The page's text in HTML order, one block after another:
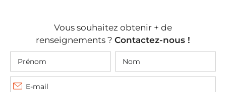
Vous souhaitez obtenir + de
renseignements ? Contactez-nous !